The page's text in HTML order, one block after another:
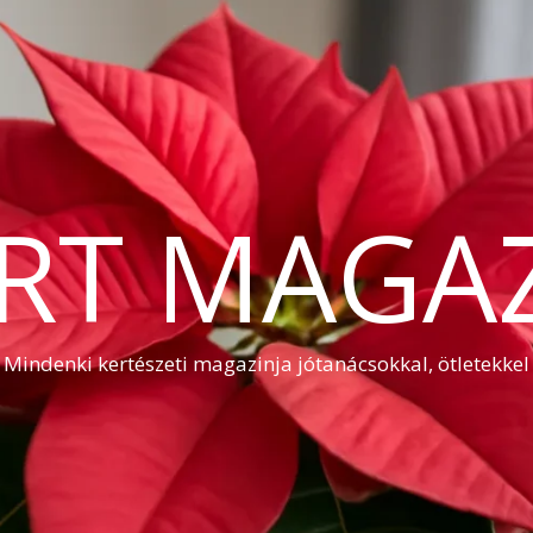
Mindenki kertészeti magazinja jótanácsokkal, ötletekkel